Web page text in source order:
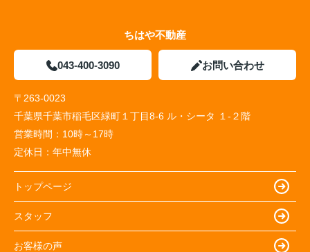
ちはや不動産
043-400-3090 お問い合わせ
〒263-0023
千葉県千葉市稲毛区緑町１丁目8-6 ル・シータ １-２階
営業時間： 10時～17時
定休日： 年中無休
トップページ
スタッフ
お客様の声